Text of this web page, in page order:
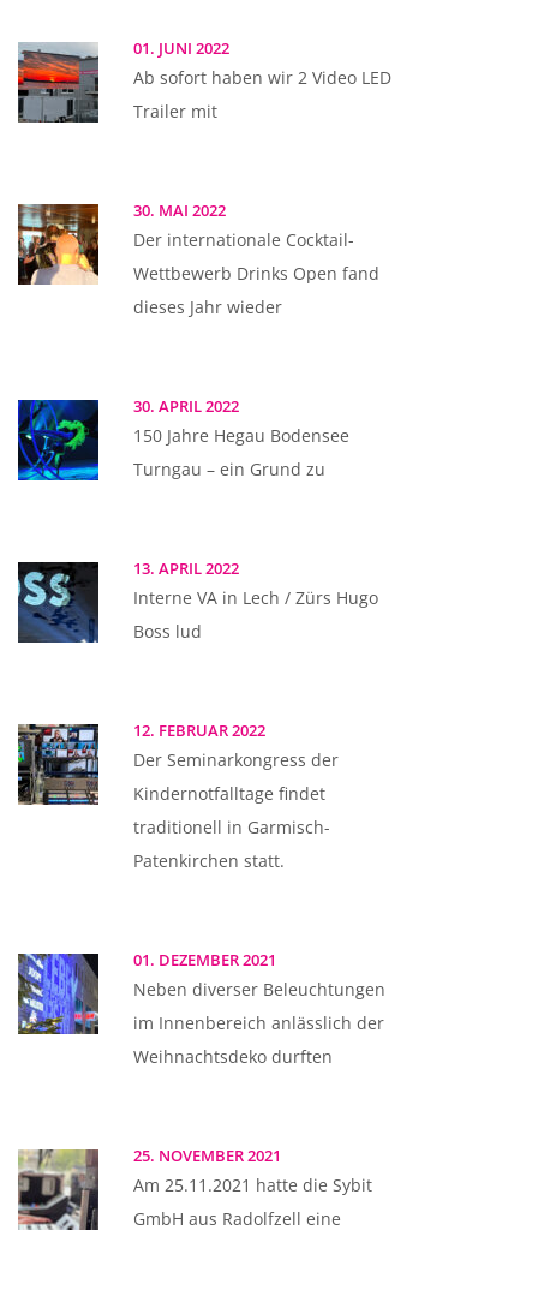
01. JUNI 2022
Ab sofort haben wir 2 Video LED
Trailer mit
30. MAI 2022
Der internationale Cocktail-
Wettbewerb Drinks Open fand
dieses Jahr wieder
30. APRIL 2022
150 Jahre Hegau Bodensee
Turngau – ein Grund zu
13. APRIL 2022
Interne VA in Lech / Zürs Hugo
Boss lud
12. FEBRUAR 2022
Der Seminarkongress der
Kindernotfalltage findet
traditionell in Garmisch-
Patenkirchen statt.
01. DEZEMBER 2021
Neben diverser Beleuchtungen
im Innenbereich anlässlich der
Weihnachtsdeko durften
25. NOVEMBER 2021
Am 25.11.2021 hatte die Sybit
GmbH aus Radolfzell eine